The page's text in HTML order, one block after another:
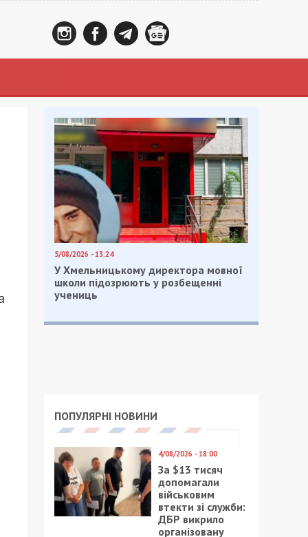
5/08/2026 - 13:24
У Хмельницькому директора мовної
школи підозрюють у розбещенні
учениць
ПОПУЛЯРНІ НОВИНИ
4/08/2026 - 18:00
За $13 тисяч
допомагали
військовим
втекти зі служби:
ДБР викрило
організовану